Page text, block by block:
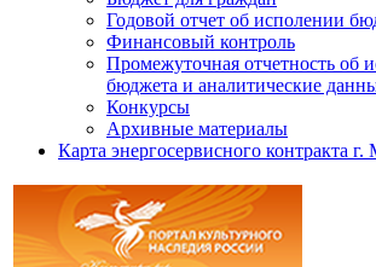
Годовой отчет об исполении
Финансовый контроль
Промежуточная отчетность об
бюджета и аналитические
Конкурсы
Архивные материалы
Карта энергосервисного контракта